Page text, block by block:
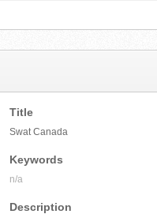
Title
Swat Canada
Keywords
n/a
Description